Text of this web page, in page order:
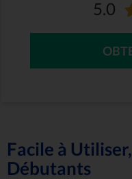
5.0
Facile à
Débutants